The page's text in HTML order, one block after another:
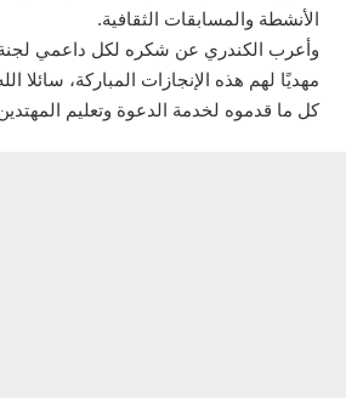
الأنشطة والمسابقات الثقافية.
وأعرب الكندري عن شكره لكل داعمي لجنة
مهديًا لهم هذه الإنجازات المباركة، سائلا
كل ما قدموه لخدمة الدعوة وتعليم